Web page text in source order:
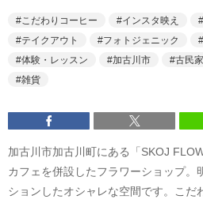
こだわりコーヒー インスタ映え
テイクアウト
フォトジェニック
体験・レッスン
加古川市 古民
雑貨
加古川市加古川町にある「SKOJ
カフェを併設したフラワーショップ。
ションしたオシャレな空間です。こだ